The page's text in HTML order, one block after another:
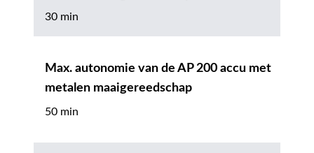
30 min
Max. autonomie van de AP 200 accu met
metalen maaigereedschap
50 min